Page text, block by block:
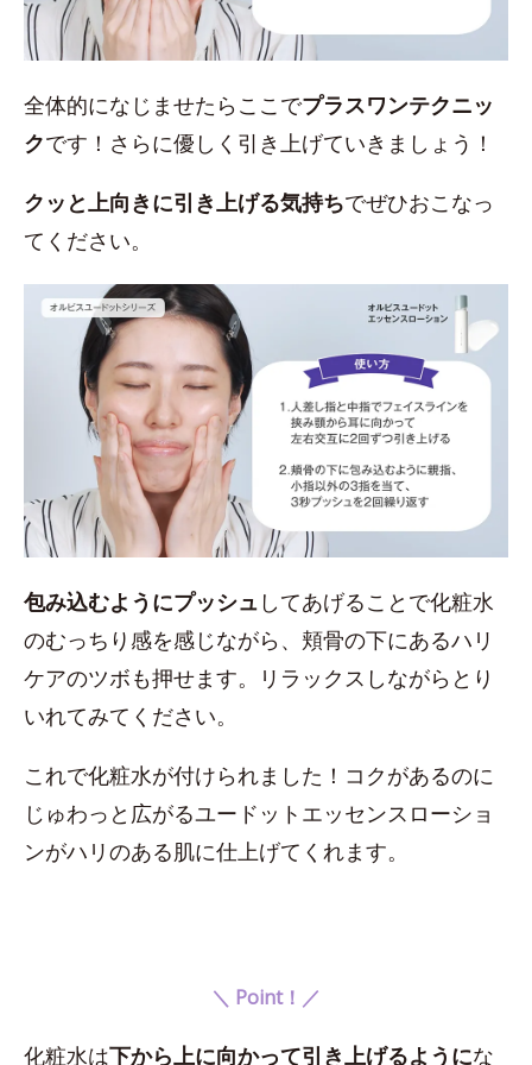
全体的になじませたらここでプラスワンテクニッ
クです！さらに優しく引き上げていきましょう！
クッと上向きに引き上げる気持ちでぜひおこなっ
てください。
包み込むようにプッシュ してあげることで化粧水
のむっちり感を感じながら、頬骨の下にあるハリ
ケアのツボも押せます。リラックスしながらとり
いれてみてください。
これで化粧水が付けられました！コクがあるのに
じゅわっと広がるユードットエッセンスローショ
ンがハリのある肌に仕上げてくれます。
＼ Point！／
化粧水は下から上に向かって引き上げるようにな